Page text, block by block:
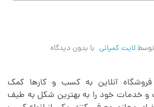
توسطلایت کمپانی با بدون دیدگاه
فروشگاه آنلاین به کسب و کارها کمک
و خدمات خود را به بهترین شکل به طیف